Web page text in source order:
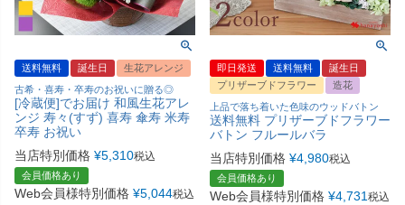
送料無料 誕生日
生花アレンジ
古希・喜寿・卒寿のお祝いに贈る◎
[冷蔵便]でお届け 和風生花アレ
ンジ 寿々(すず) 喜寿 傘寿 米寿
卒寿 お祝い
当店特別価格 ¥5,310税込
会員価格あり
Web会員様特別価格 ¥5,044税込
即日発送 送料無料
誕生日
プリザーブドフラワー
造花
上品で落ち着いた色味のウッドバトン
送料無料 プリザーブドフラワー
バトン フルールバラ
当店特別価格 ¥4,980税込
会員価格あり
Web会員様特別価格 ¥4,731 税込